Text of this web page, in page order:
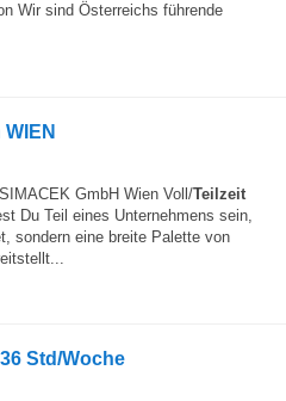
Wir sind Österreichs führende
GmbH Wien Voll/Teilzeit
Du Teil eines Unternehmens sein,
sondern eine breite Palette von
Std/Woche